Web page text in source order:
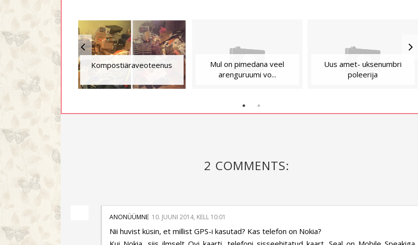
Kompostiäraveoteenus
Mul on pimedana veel
arenguruumi vo...
Uus amet- uksenumbri
poleerija
2 COMMENTS:
ANONÜÜMNE 10. JUUNI 2014, KELL 10:01
Nii huvist küsin, et millist GPS-i kasutad? Kas telefon on Nokia?